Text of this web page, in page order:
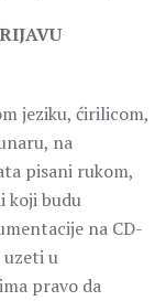
jeziku, ćirilicom,
na
pisani rukom,
koji budu
na CD-
uzeti u
pravo da